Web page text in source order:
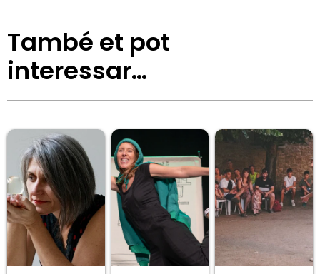
També et pot
interessar…